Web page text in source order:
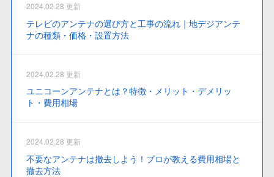
2024.02.28 更新
テレビのアンテナの選び方と工事の流れ｜地デジアンテ
ナの種類・価格・設置方法
2024.02.28 更新
ユニコーンアンテナとは？特徴・メリット・デメリッ
ト・費用相場
2024.02.28 更新
不要なアンテナは撤去しよう！プロが教える費用相場と
撤去方法